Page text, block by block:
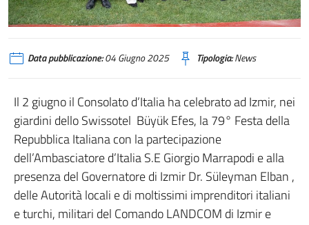
Data pubblicazione:04 Giugno 2025 Tipologia:News
Il 2 giugno il Consolato d’Italia ha celebrato ad Izmir, nei
giardini dello Swissotel Büyük Efes, la 79° Festa della
Repubblica Italiana con la partecipazione
dell’Ambasciatore d’Italia S.E Giorgio Marrapodi e alla
presenza del Governatore di Izmir Dr. Süleyman Elban ,
delle Autorità locali e di moltissimi imprenditori italiani
e turchi, militari del Comando LANDCOM di Izmir e